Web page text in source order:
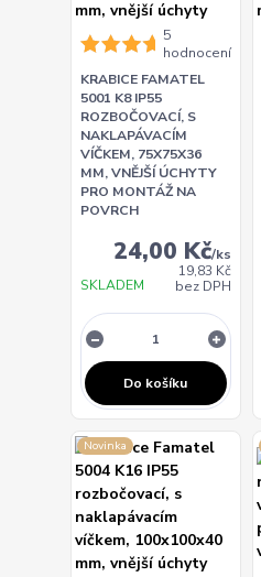
5
hodnocení
KRABICE FAMATEL
5001 K8 IP55
ROZBOČOVACÍ, S
NAKLAPÁVACÍM
VÍČKEM, 75X75X36
MM, VNĚJŠÍ ÚCHYTY
PRO MONTÁŽ NA
POVRCH
24,00 Kč/ks
19,83 Kč
bez DPH
SKLADEM
Do košíku
Novinka